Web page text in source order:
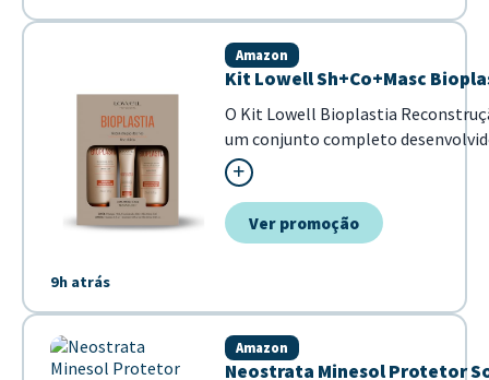
9h atrás
Kit Lowell Sh+Co+Masc
Amazon
O Kit Lowell Bioplastia
um conjunto completo
cuidado diário dos cabelos. Com a
tecnologia Amino Care, o
recuperação da estrutura capilar,
mais resistência e vitalidade a...
Ver promoção
Neostrata Minesol Protetor
Amazon